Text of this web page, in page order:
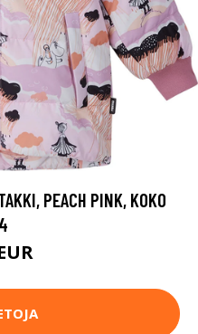
PEACH PINK, KOKO